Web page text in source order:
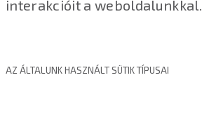
interakcióit a weboldalunkkal.
AZ ÁLTALUNK HASZNÁLT SÜTIK TÍPUSAI